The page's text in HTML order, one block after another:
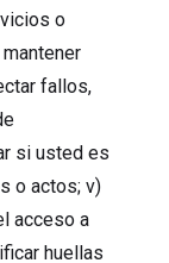
o
fallos,
si usted es
o actos; v)
acceso a
huellas